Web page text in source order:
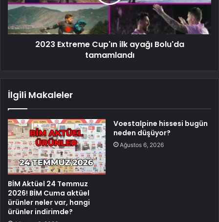
2023 Extreme Cup'ın ilk ayağı Bolu'da
tamamlandı
İlgili Makaleler
BİM Aktüel 24 Temmuz
2026! BİM Cuma aktüel
ürünler neler var, hangi
ürünler indirimde?
Voestalpine hissesi bugün
neden düşüyor?
Ağustos 6, 2026